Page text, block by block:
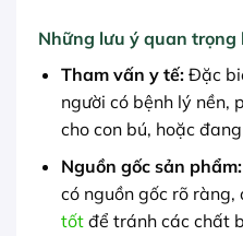
Những lưu ý quan trọng
Tham vấn y tế:Đặc
người có bệnh lý nền,
cho con bú, hoặc
Nguồn gốc sản phẩm:
có nguồn gốc rõ ràng,
tốtđể tránh các chất